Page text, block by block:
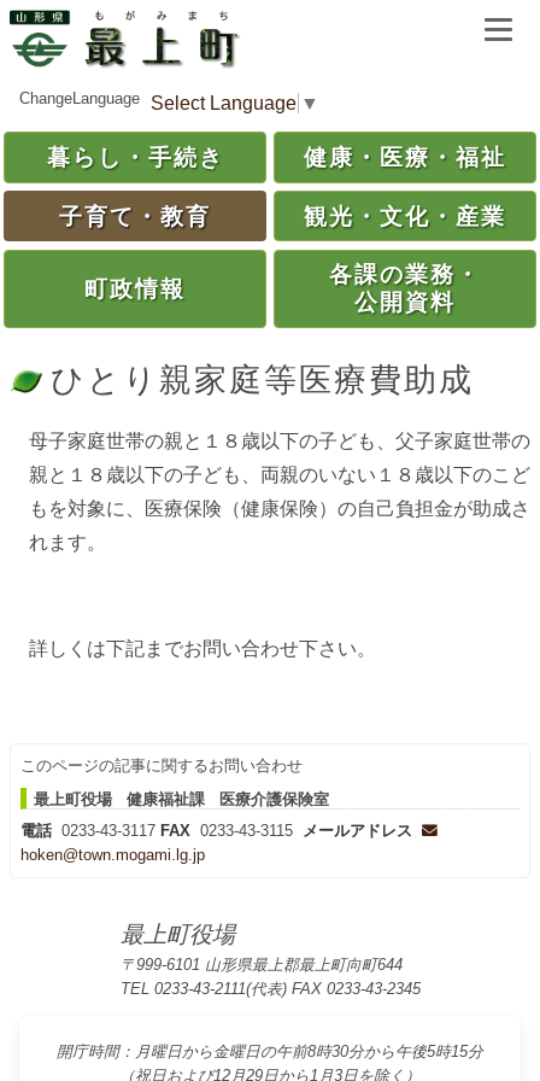
ChangeLanguage Select Language ▼
暮らし・ 手続き 健康・ 医療・福祉
子育て・ 教育 観光・ 文化・ 産業
町政情報
各課の業務・
公開資料
ひとり親家庭等医療費助成
母子家庭世帯の親と１８歳以下の子ども、父子家庭世帯の
親と１８歳以下の子ども、両親のいない１８歳以下のこど
もを対象に、医療保険（健康保険）の自己負担金が助成さ
れます。
詳しくは下記までお問い合わせ下さい。
このページの記事に関するお問い合わせ
最上町役場 健康福祉課 医療介護保険室
電話 0233-43-3117 FAX 0233-43-3115
メールアドレス
hoken@town.mogami.lg.jp
最上町役場
〒999-6101 山形県最上郡最上町向町644
TEL 0233-43-2111(代表) FAX 0233-43-2345
開庁時間：月曜日から金曜日の午前8時30分から午後5時15分
（祝日および12月29日から1月3日を除く）